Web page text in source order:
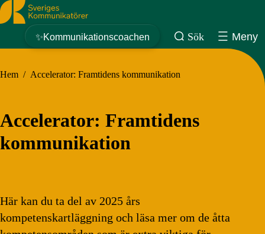
Sveriges Kommunikatörer
✨Kommunikationscoachen Sök Meny
Hem / Accelerator: Framtidens kommunikation
Accelerator: Framtidens
kommunikation
Här kan du ta del av 2025 års
kompetenskartläggning och läsa mer om de åtta